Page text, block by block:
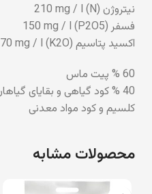
نیتروژن (N) 210 mg / l
فسفر (P2O5) 150 mg / l
اکسید پتاسیم (K2O) 270 mg / l
60 % پیت ماس
40 % کود گیاهی و بقایای
کلسیم و کود مواد معدنی
محصولات مشابه